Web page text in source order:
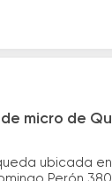
micro de
ubicada